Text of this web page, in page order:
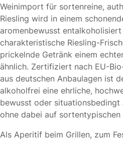
Weinimport für sortenreine,
Riesling wird in einem
aromenbewusst
charakteristische Riesling-
prickelnde Getränk einem
ähnlich. Zertifiziert nach EU-
aus deutschen Anbaulagen ist
alkoholfrei eine ehrliche,
bewusst oder
ohne dabei auf
Als Aperitif beim Grillen, zum